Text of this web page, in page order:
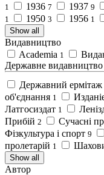
1 1936 7 1937 9
1 1950 3 1956 1
Show all
Видавництво
Academia 1
Державне видавництво
Державний ермітаж
об'єднання 1
Латгосиздат 1
Прибій 2 Сучасні
Фізкультура і спорт 9
пролетарій 1
Show all
Автор